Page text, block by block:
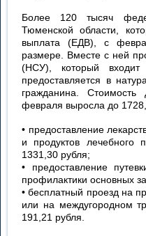
Более 120 тысяч
Тюменской области,
выплата (ЕДВ), с
размере. Вместе с ней
(НСУ), который
предоставляется в
гражданина. Стоимость
февраля выросла до
• предоставление
и продуктов
1331,30 рубля;
• предоставление
профилактики основных
• бесплатный проезд на
или на междугородном
191,21 рубля.